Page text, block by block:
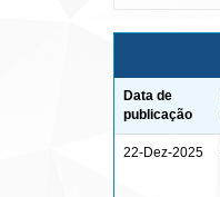
Data de
publicação
22-Dez-2025